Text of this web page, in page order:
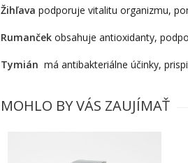
Žihľava podporuje vitalitu organizmu,
Rumanček obsahuje antioxidanty,
Tymián má antibakteriálne účinky,
MOHLO BY VÁS ZAUJÍMAŤ